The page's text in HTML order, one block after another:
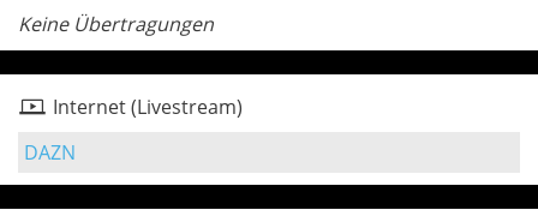
Keine Übertragungen
Internet (Livestream)
DAZN